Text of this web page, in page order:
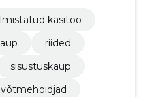
käsitöö
riided
sisustuskaup
võtmehoidjad